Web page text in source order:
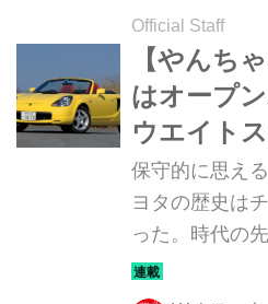
Official Staff
【やんち
はオープ
ウエイト
（その6）
保守的に思え
ヨタの歴史は
った。時代の
ら、一体どう
なるクルマま